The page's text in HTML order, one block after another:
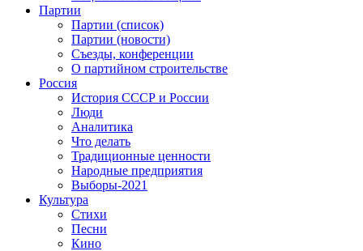
Партии
Партии (список)
Партии (новости)
Съезды, конференции
О партийном строительстве
Россия
История СССР и России
Люди
Аналитика
Что делать
Традиционные ценности
Народные предприятия
Выборы-2021
Культура
Стихи
Песни
Кино